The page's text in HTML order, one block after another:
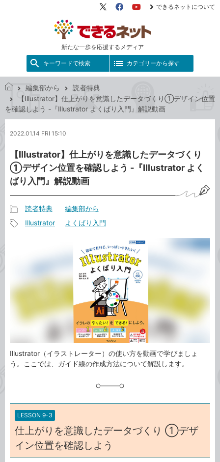
新たな一歩を応援するメディア
X（旧
FacebookYouTube
できるネットについて
キーワードで検索 カテゴリーから探す
き
ッ
編集部から
読者特典
【Illustrator】仕上がりを意識したデータづくり①デザイン位置
を確認しよう -『Illustrator よくばり入門』解説動画
2022.01.14 FRI 15:10
【Illustrator】仕上がりを意識したデータづくり
①デザイン位置を確認しよう -『Illustrator よく
ばり入門』解説動画
事
読者特典 編集部から
Illustrator よくばり入門
Illustrator（イラストレーター）の使い方を動画で学びましょ
う。ここでは、ガイド線の作成方法について解説します。
LESSON 9-3
仕上がりを意識したデータづくり ①デザ
イン位置を確認しよう